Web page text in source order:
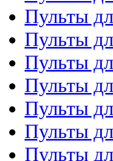
Пульты
Пульты
Пульты
Пульты
Пульты
Пульты
Пульты